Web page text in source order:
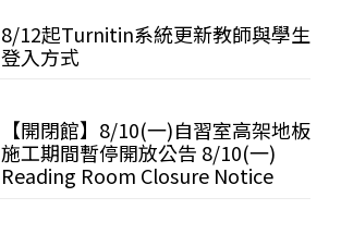
8/12起Turnitin系統更新教師與學生
登入方式
【開閉館】8/10(一)自習室高架地板
施工期間暫停開放公告 8/10(一)
Reading Room Closure Notice